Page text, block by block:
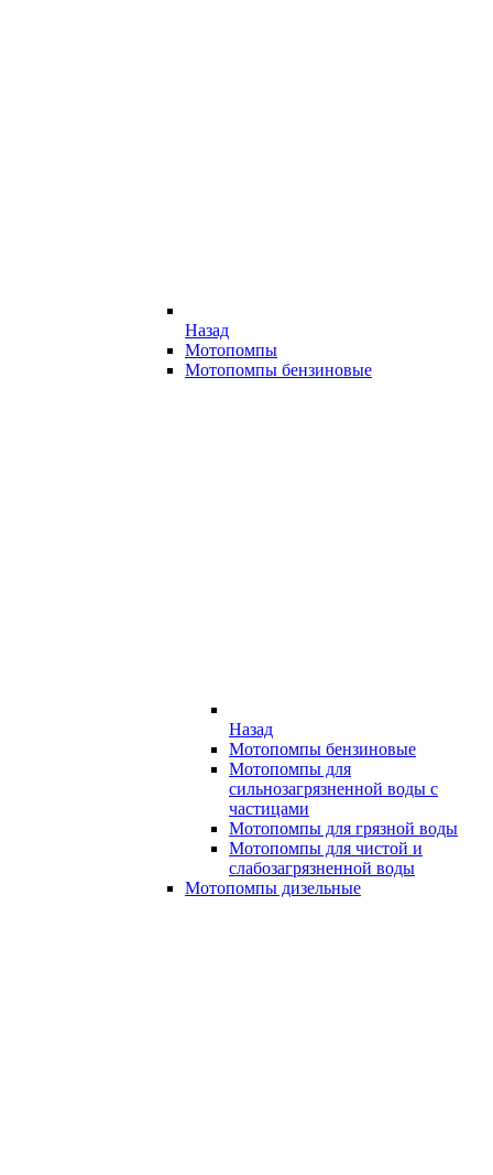
Назад
Мотопомпы
Мотопомпы бензиновые
Назад
Мотопомпы бензиновые
Мотопомпы для
сильнозагрязненной воды с
частицами
Мотопомпы для грязной воды
Мотопомпы для чистой и
слабозагрязненной воды
Мотопомпы дизельные